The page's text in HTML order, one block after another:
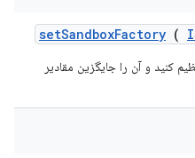
setSandboxFactory (
کنید و آن را جایگزین مقادیر